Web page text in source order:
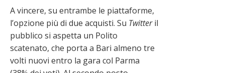
A vincere, su entrambe le piattaforme,
l’opzione più di due acquisti. Su Twitteril
pubblico si aspetta un Polito
scatenato, che porta a Bari almeno tre
volti nuovi entro la gara col Parma